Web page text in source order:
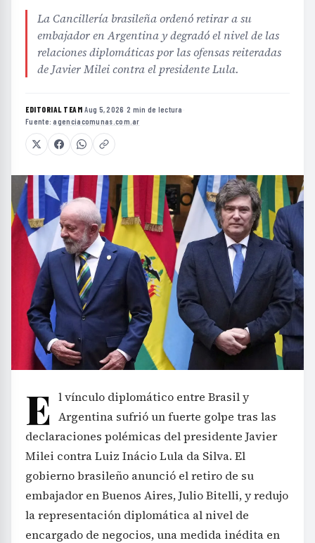
La Cancillería brasileña ordenó retirar a su
embajador en Argentina y degradó el nivel de las
relaciones diplomáticas por las ofensas reiteradas
de Javier Milei contra el presidente Lula.
EDITORIAL TEAM·Aug 5, 2026 ·2 min de lectura ·
Fuente: agenciacomunas.com.ar
E l vínculo diplomático entre Brasil y
Argentina sufrió un fuerte golpe tras las
declaraciones polémicas del presidente Javier
Milei contra Luiz Inácio Lula da Silva. El
gobierno brasileño anunció el retiro de su
embajador en Buenos Aires, Julio Bitelli, y redujo
la representación diplomática al nivel de
encargado de negocios, una medida inédita en